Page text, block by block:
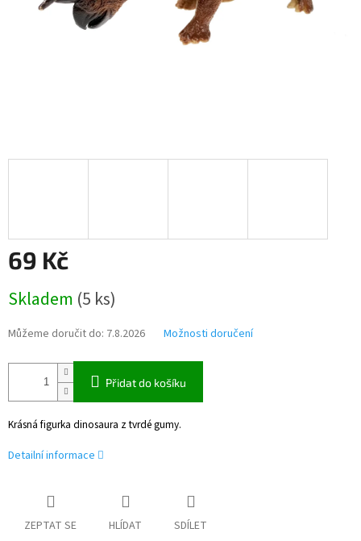
69 Kč
cena:
Skladem (5 ks)
Můžeme doručit do: 7.8.2026 Možnosti doručení
Přidat do košíku
Krásná figurka dinosaura z tvrdé gumy.
Detailní informace
ZEPTAT SE HLÍDAT SDÍLET